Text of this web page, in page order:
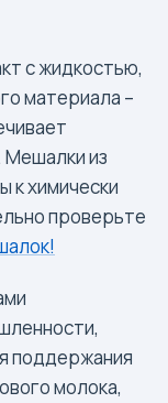
с жидкостью,
материала –
Мешалки из
к химически
проверьте
поддержания
молока,